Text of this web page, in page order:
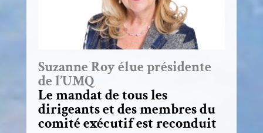
Suzanne Roy élue présidente
de l’UMQ
Le mandat de tous les
dirigeants et des membres du
comité exécutif est reconduit